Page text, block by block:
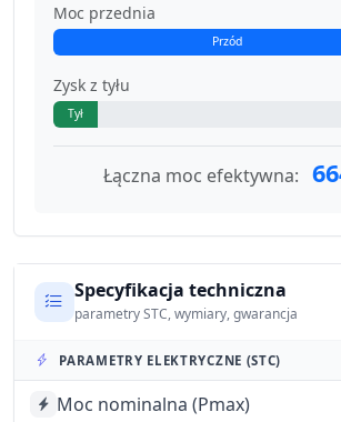
Moc przednia
Przód
Zysk z tyłu
Tył
Łączna moc efektywna:
Specyfikacja techniczna
parametry STC, wymiary, gwarancja
PARAMETRY ELEKTRYCZNE (STC)
Moc nominalna (Pmax)